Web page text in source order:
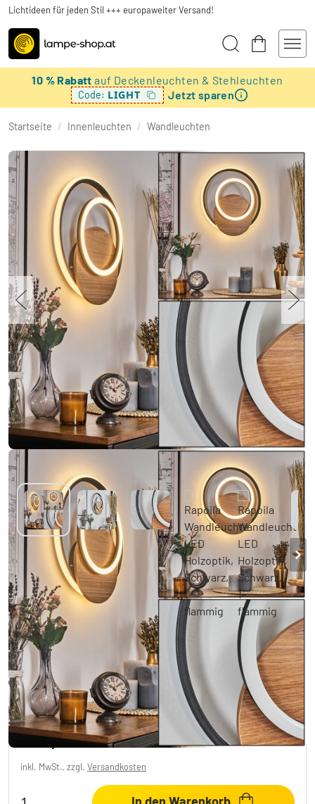
Lichtideen für jeden Stil +++ europaweiter Versand!
10 % Rabattauf Deckenleuchten & Stehleuchten
Code: LIGHT Jetzt sparen
Startseite / Innenleuchten / Wandleuchten
Rapoila Wandleuchte LED Holzoptik,
Schwarz, 1-flammig
1 Bewertungen
€ 90,99
inkl. MwSt., zzgl. Versandkosten